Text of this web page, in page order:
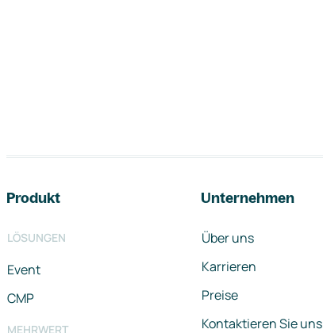
Produkt
LÖSUNGEN
Event
CMP
MEHRWERT
Unternehmen
Über uns
Karrieren
Preise
Kontaktieren Sie uns